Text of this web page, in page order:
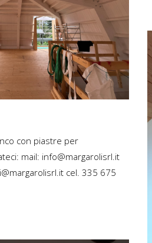
con piastre per
mail: info@margarolisrl.it
cel. 335 675